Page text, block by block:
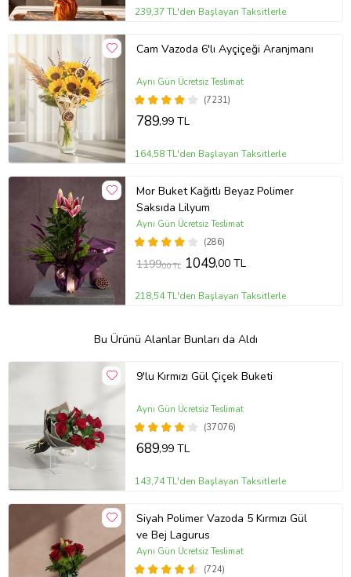
239,37 TL'den Başlayan Taksitlerle
Cam Vazoda 6'lı Ayçiçeği Aranjmanı
(7231)
Aynı Gün Ücretsiz Teslimat
789,99 TL
164,58 TL'den Başlayan Taksitlerle
Mor Buket Kağıtlı Beyaz Polimer
Saksıda Lilyum
(286)
Aynı Gün Ücretsiz Teslimat
1199,00 TL 1049,00 TL
218,54 TL'den Başlayan Taksitlerle
Bu Ürünü Alanlar Bunları da Aldı
9'lu Kırmızı Gül Çiçek Buketi
(37076)
Aynı Gün Ücretsiz Teslimat
689,99 TL
143,74 TL'den Başlayan Taksitlerle
Siyah Polimer Vazoda 5 Kırmızı Gül
ve Bej Lagurus
(724)
Aynı Gün Ücretsiz Teslimat